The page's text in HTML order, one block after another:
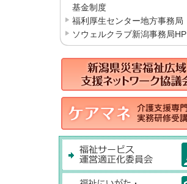
基金制度
福利厚生センター地方事務局
ソウェルクラブ新潟事務局HP